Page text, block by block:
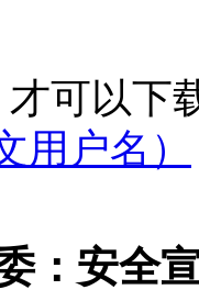
才可以下
用户名）
：安全